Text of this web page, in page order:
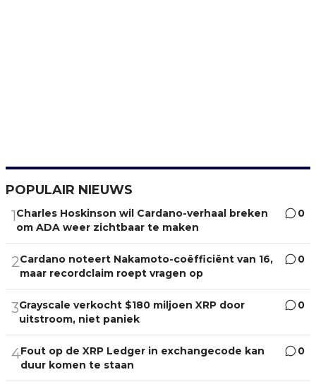
POPULAIR NIEUWS
1Charles Hoskinson wil Cardano-verhaal breken
om ADA weer zichtbaar te maken
0
2Cardano noteert Nakamoto-coëfficiënt van 16,
maar recordclaim roept vragen op
0
3Grayscale verkocht $180 miljoen XRP door
uitstroom, niet paniek
0
4Fout op de XRP Ledger in exchangecode kan
duur komen te staan
0